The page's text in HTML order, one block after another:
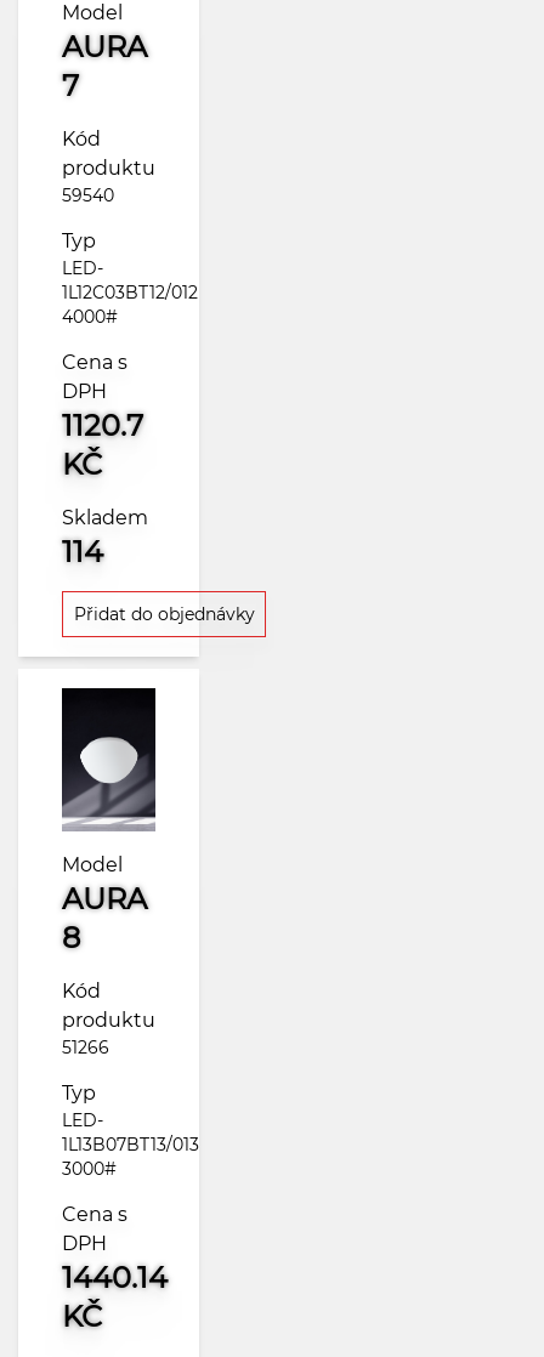
Model
AURA
7
Kód
produktu
59540
Typ
LED-
1L12C03BT12/012
4000#
Cena s
DPH
1120.7
KČ
Skladem
114
Přidat do objednávky
Model
AURA
8
Kód
produktu
51266
Typ
LED-
1L13B07BT13/013
3000#
Cena s
DPH
1440.14
KČ